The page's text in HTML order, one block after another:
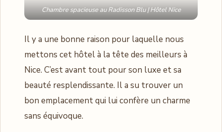
Chambre spacieuse au Radisson Blu | Hôtel Nice
Il y a une bonne raison pour laquelle nous
mettons cet hôtel à la tête des meilleurs à
Nice. C’est avant tout pour son luxe et sa
beauté resplendissante. Il a su trouver un
bon emplacement qui lui confère un charme
sans équivoque.